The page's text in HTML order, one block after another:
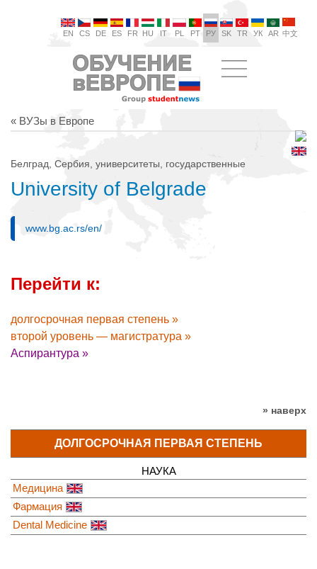
EN CS DE ES FR HU IT PL PT РУ SK TR УК AR 中文
« ВУЗы в Европе
Белград, Сербия, университеты, государственные
University of Belgrade
www.bg.ac.rs/en/
Перейти к:
долгосрочная первая степень »
второй уровень — магистратура »
Аспирантура »
» наверх
ДОЛГОСРОЧНАЯ ПЕРВАЯ СТЕПЕНЬ
НАУКА
Медицина
Фармация
Dental Medicine